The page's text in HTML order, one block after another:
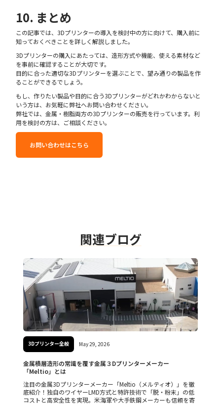
10. まとめ
この記事では、3Dプリンターの導入を検討中の方に向けて、購入前に
知っておくべきことを詳しく解説しました。
3Dプリンターの購入にあたっては、造形方式や機能、使える素材など
を事前に確認することが大切です。
目的に合った適切な3Dプリンターを選ぶことで、望み通りの製品を作
ることができるでしょう。
もし、作りたい製品や目的に合う3Dプリンターがどれかわからないと
いう方は、お気軽に弊社へお問い合わせください。
弊社では、金属・樹脂両方の3Dプリンターの販売を行っています。利
用を検討の方は、ご相談ください。
お問い合わせはこちら
関連ブログ
3Dプリンター全般 May 29, 2026
金属積層造形の常識を覆す金属３Dプリンターメーカー
「Meltio」とは
注目の金属3Dプリンターメーカー「Meltio（メルティオ）」を徹
底紹介！独自のワイヤーLMD方式と特許技術で「脱・粉末」の低
コストと高安全性を実現。米海軍や大手鉄鋼メーカーも信頼を寄